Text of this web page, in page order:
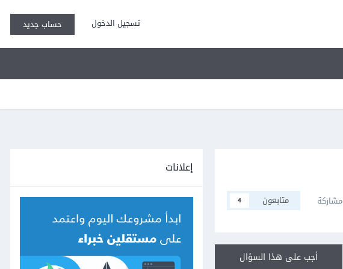
تسجيل الدخول حساب جديد
مشاركة متابعون 4
أجب على هذا السؤال
إعلانات